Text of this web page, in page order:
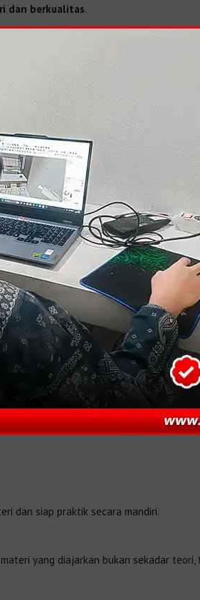
dan berkualitas.
dan siap praktik secara mandiri.
yang diajarkan bukan sekadar